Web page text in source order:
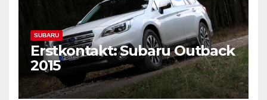
SUBARU
Erstkontakt: Subaru Outback
2015